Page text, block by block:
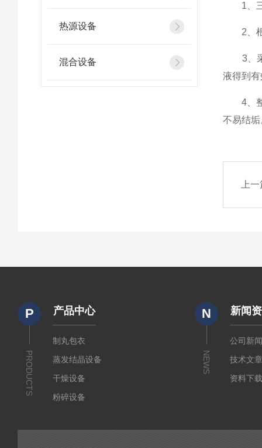
热源设备
混合设备
1、三
2、根
3、采
液得到
4、整
不易结垢
上
P
PRODUCTS
产品中心
制丸包衣
蒸发结晶设备
干燥设备
粉碎设备
N
NEWS
新闻
公司新
技术文
资料下